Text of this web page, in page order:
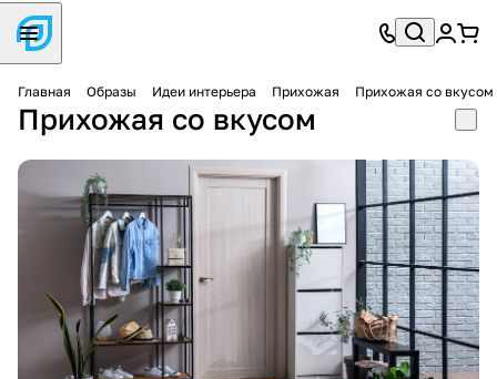
Главная Образы Идеи интерьера Прихожая Прихожая со вкусом
Прихожая со вкусом